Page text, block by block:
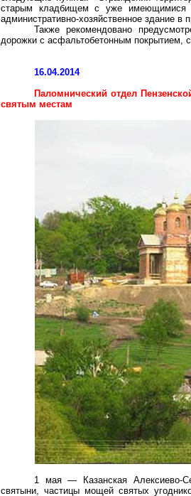
старым кладбищем с уже имеющимися
административно-хозяйственное здание в
Также рекомендовано
дорожки с асфальтобетонным покрытием,
16.04.2014
Паломнический отдел
святым местам
1 мая — Казанская Алексиево-
святыни, частицы мощей святых